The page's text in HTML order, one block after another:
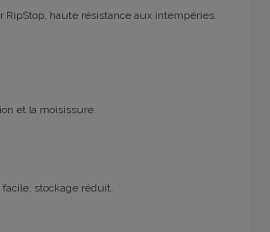
RipStop, haute résistance aux intempéries.
et la moisissure.
facile, stockage réduit.